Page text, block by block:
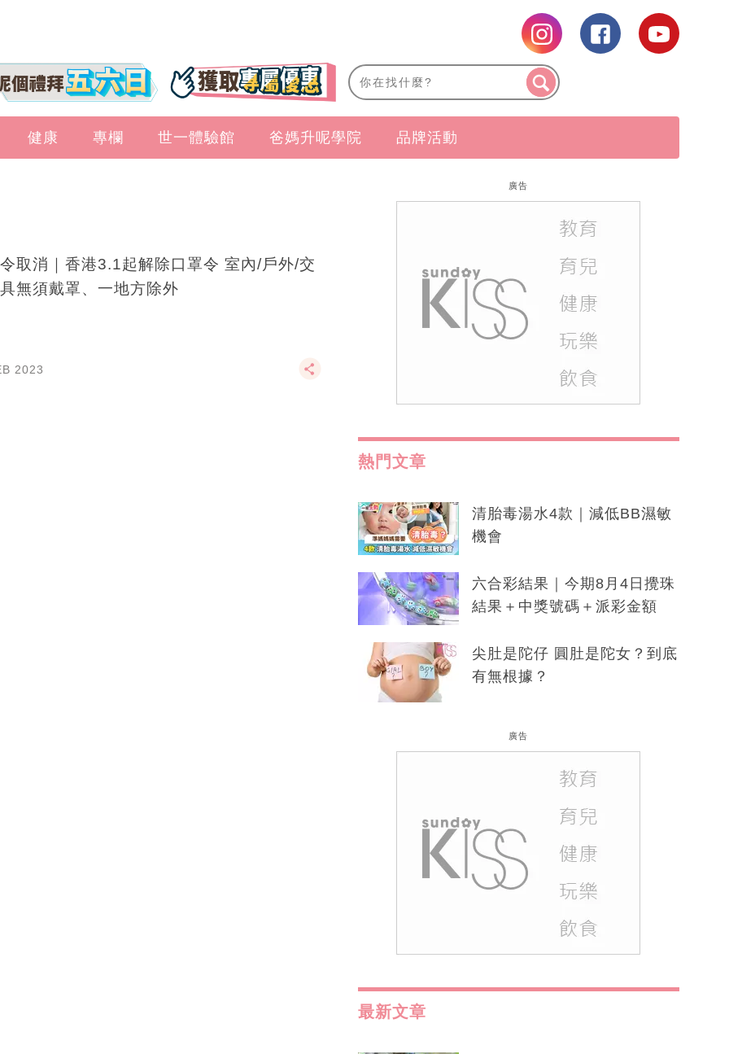
健康 專欄 世一體驗館 爸媽升呢學院 品牌活動
取消｜香港3.1起解除口罩令 室內/戶外/交
無須戴罩、一地方除外
2023
廣告
熱門文章
清胎毒湯水4款｜減低BB濕敏
機會
六合彩結果｜今期8月4日攪珠
結果＋中獎號碼＋派彩金額
尖肚是陀仔 圓肚是陀女？到底
有無根據？
廣告
最新文章